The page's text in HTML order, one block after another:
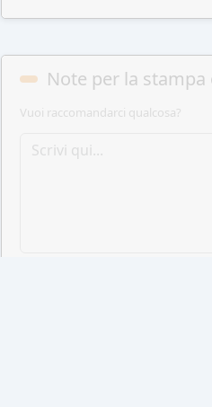
Note per la
Vuoi raccomandarci qualcosa?